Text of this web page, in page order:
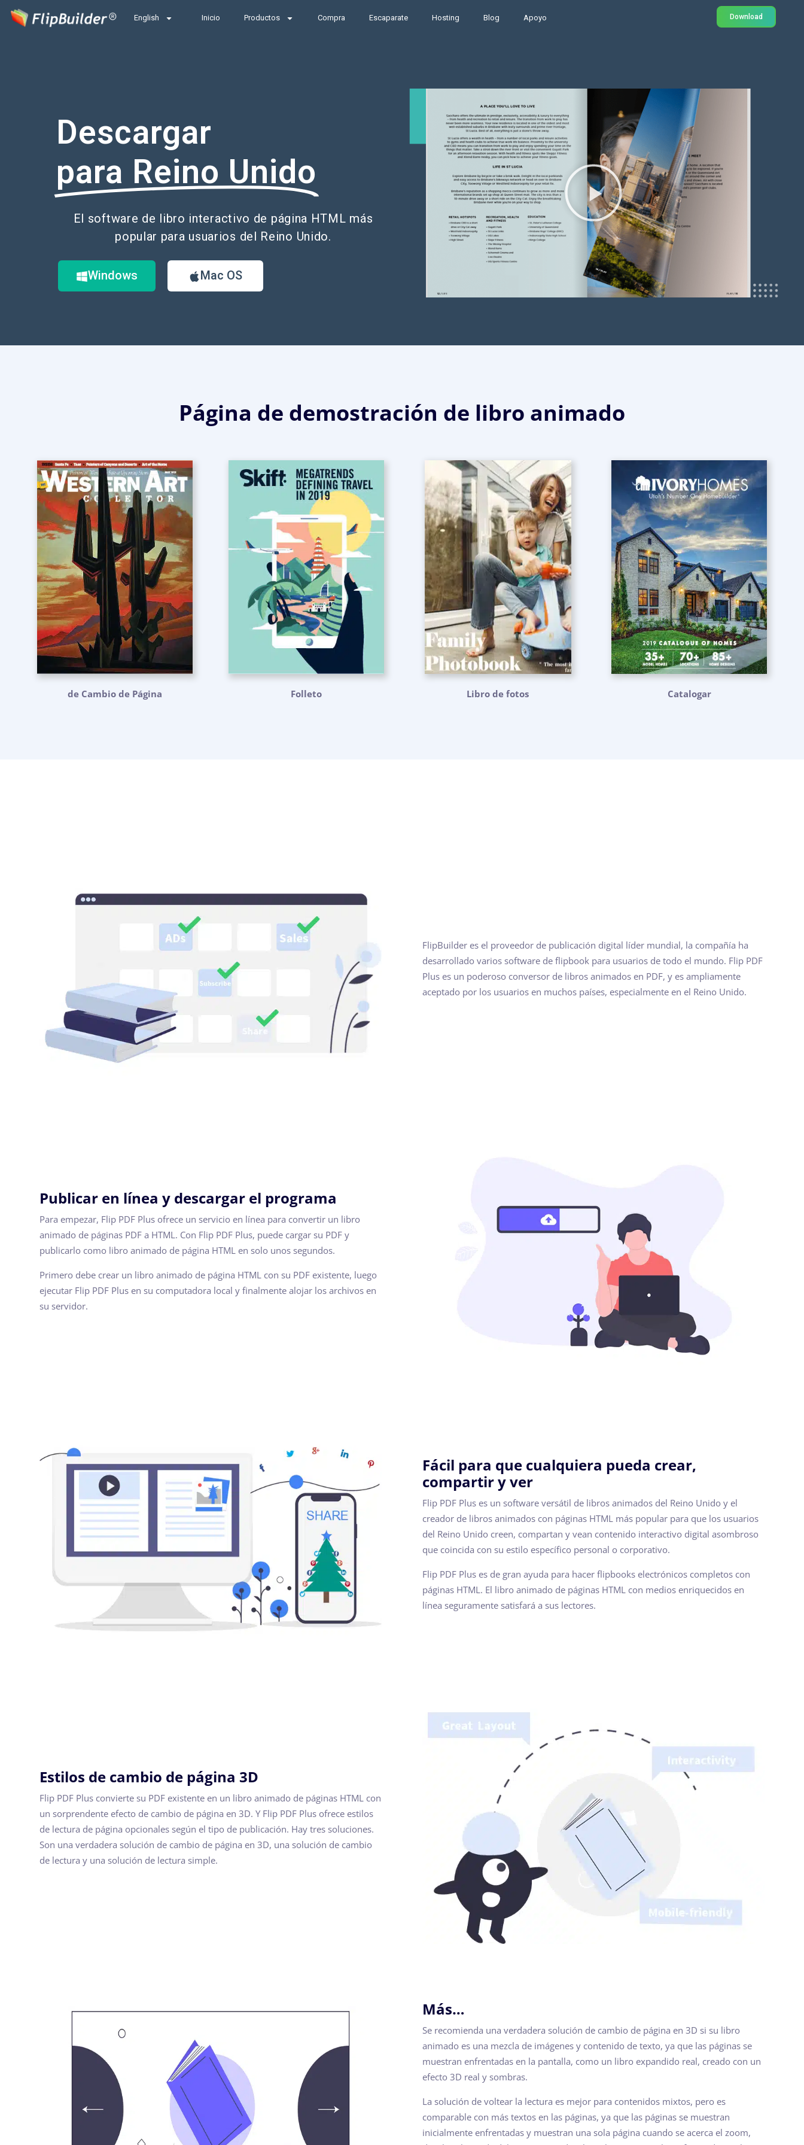
English Inicio Productos Compra Escaparate Hosting Blog Apoyo Download
Descargar
para Reino Unido
El software de libro interactivo de página HTML más
popular para usuarios del Reino Unido.
Windows Mac OS
Página de demostración de libro animado
de Cambio de Página Folleto Libro de fotos Catalogar
FlipBuilder es el proveedor de publicación digital líder mundial, la compañía ha
desarrollado varios software de flipbook para usuarios de todo el mundo. Flip PDF
Plus es un poderoso conversor de libros animados en PDF, y es ampliamente
aceptado por los usuarios en muchos países, especialmente en el Reino Unido.
Publicar en línea y descargar el programa
Para empezar, Flip PDF Plus ofrece un servicio en línea para convertir un libro
animado de páginas PDF a HTML. Con Flip PDF Plus, puede cargar su PDF y
publicarlo como libro animado de página HTML en solo unos segundos.
Primero debe crear un libro animado de página HTML con su PDF existente, luego
ejecutar Flip PDF Plus en su computadora local y finalmente alojar los archivos en
su servidor.
Fácil para que cualquiera pueda crear,
compartir y ver
Flip PDF Plus es un software versátil de libros animados del Reino Unido y el
creador de libros animados con páginas HTML más popular para que los usuarios
del Reino Unido creen, compartan y vean contenido interactivo digital asombroso
que coincida con su estilo específico personal o corporativo.
Flip PDF Plus es de gran ayuda para hacer flipbooks electrónicos completos con
páginas HTML. El libro animado de páginas HTML con medios enriquecidos en
línea seguramente satisfará a sus lectores.
Estilos de cambio de página 3D
Flip PDF Plus convierte su PDF existente en un libro animado de páginas HTML con
un sorprendente efecto de cambio de página en 3D. Y Flip PDF Plus ofrece estilos
de lectura de página opcionales según el tipo de publicación. Hay tres soluciones.
Son una verdadera solución de cambio de página en 3D, una solución de cambio
de lectura y una solución de lectura simple.
Más…
Se recomienda una verdadera solución de cambio de página en 3D si su libro
animado es una mezcla de imágenes y contenido de texto, ya que las páginas se
muestran enfrentadas en la pantalla, como un libro expandido real, creado con un
efecto 3D real y sombras.
La solución de voltear la lectura es mejor para contenidos mixtos, pero es
comparable con más textos en las páginas, ya que las páginas se muestran
inicialmente enfrentadas y muestran una sola página cuando se acerca el zoom,